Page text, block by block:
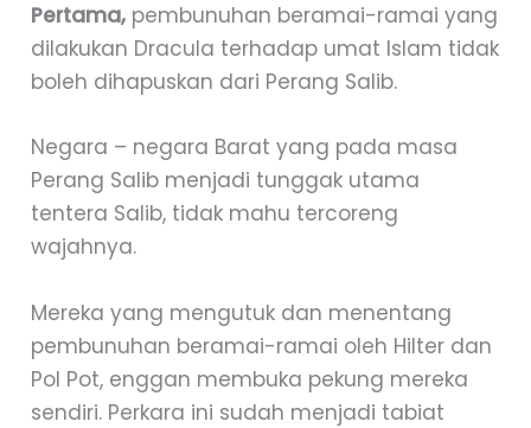
Pertama, pembunuhan beramai-ramai yang
dilakukan Dracula terhadap umat Islam tidak
boleh dihapuskan dari Perang Salib.
Negara – negara Barat yang pada masa
Perang Salib menjadi tunggak utama
tentera Salib, tidak mahu tercoreng
wajahnya.
Mereka yang mengutuk dan menentang
pembunuhan beramai-ramai oleh Hilter dan
Pol Pot, enggan membuka pekung mereka
sendiri. Perkara ini sudah menjadi tabiat